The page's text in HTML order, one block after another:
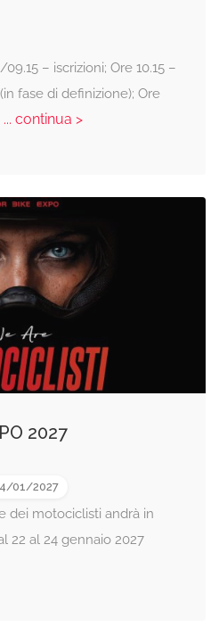
– iscrizioni; Ore 10.15 –
fase di definizione); Ore
continua >
2027
01/2027
dei motociclisti andrà in
22 al 24 gennaio 2027